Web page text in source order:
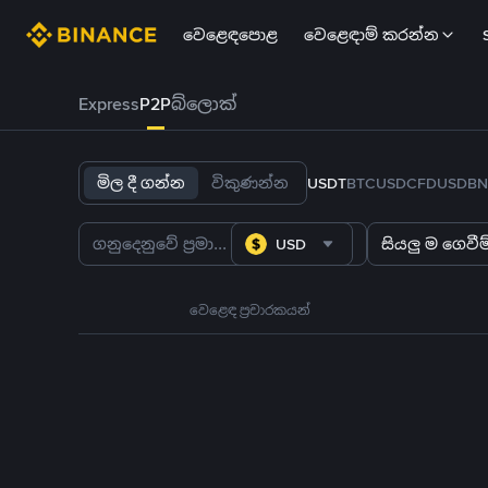
වෙළෙඳපොළ වෙළෙඳාම් කරන්න
ExpressP2Pබ්ලොක්
මිල දී ගන්න විකුණන්න USDTBTCUSDCFDUSD
USD සියලු ම
වෙළෙඳ ප්‍රචාරකයන්